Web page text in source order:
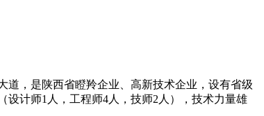
道，是陕西省瞪羚企业、高新技术企业，设有省级
设计师1人，工程师4人，技师2人），技术力量雄